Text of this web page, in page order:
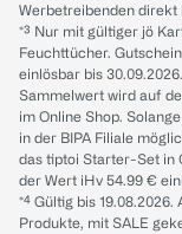
Werbetreibenden direkt
*³ Nur mit gültiger jö
Feuchttücher.
einlösbar bis
Sammelwert wird auf
im Online Shop.
in der BIPA Filiale
das tiptoi Starter-Set in
der Wert iHv 54.99 €
*⁴ Gültig bis
Produkte, mit SALE